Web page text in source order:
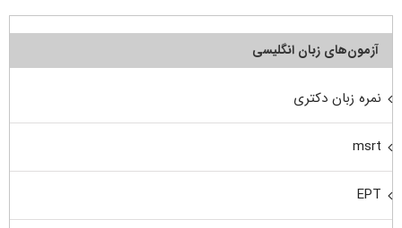
آزمون‌های زبان انگلیسی
نمره زبان دکتری
msrt
EPT